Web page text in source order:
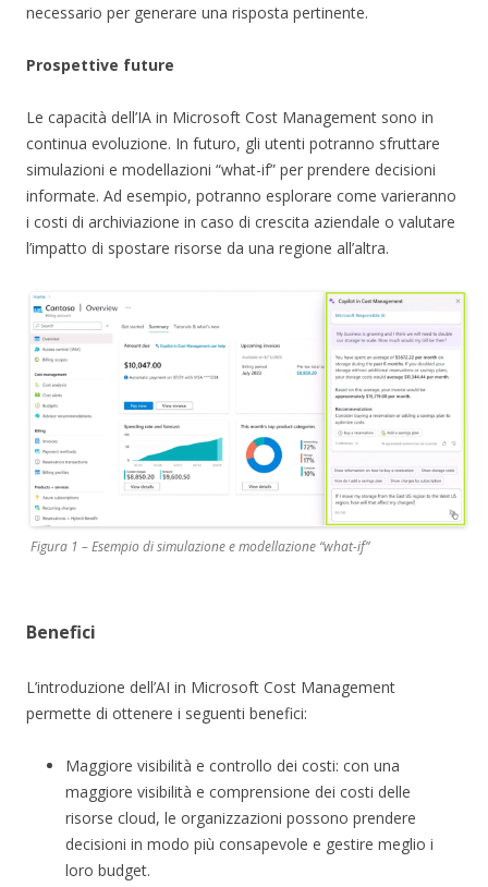
necessario per generare una risposta pertinente.
Prospettive future
Le capacità dell’IA in Microsoft Cost Management sono in
continua evoluzione. In futuro, gli utenti potranno sfruttare
simulazioni e modellazioni “what-if” per prendere decisioni
informate. Ad esempio, potranno esplorare come varieranno
i costi di archiviazione in caso di crescita aziendale o valutare
l’impatto di spostare risorse da una regione all’altra.
Figura 1 – Esempio di simulazione e modellazione “what-if”
Benefici
L’introduzione dell’AI in Microsoft Cost Management
permette di ottenere i seguenti benefici:
Maggiore visibilità e controllo dei costi: con una
maggiore visibilità e comprensione dei costi delle
risorse cloud, le organizzazioni possono prendere
decisioni in modo più consapevole e gestire meglio i
loro budget.